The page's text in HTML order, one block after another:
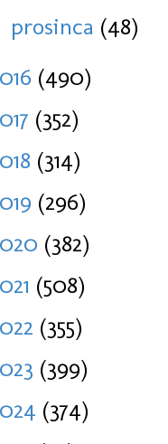
prosinca (48)
(490)
(352)
(314)
(296)
(382)
(508)
(355)
(399)
(374)